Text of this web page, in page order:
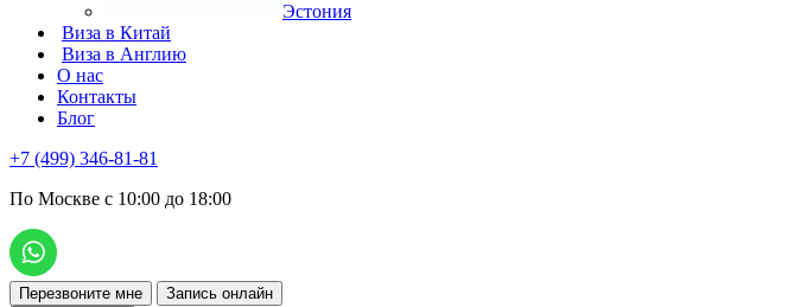
Эстония
Виза в Китай
Виза в Англию
О нас
Контакты
Блог
+7 (499) 346-81-81
По Москве с 10:00 до 18:00
Перезвоните мне
Запись онлайн